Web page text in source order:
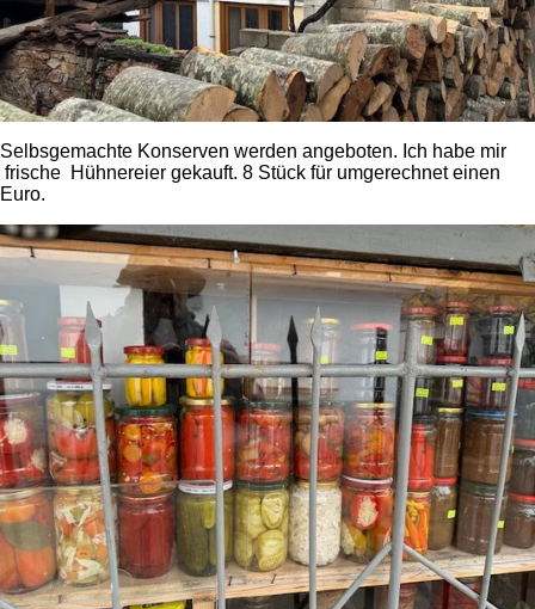
Selbsgemachte Konserven werden angeboten. Ich habe mir
frische Hühnereier gekauft. 8 Stück für umgerechnet einen
Euro.